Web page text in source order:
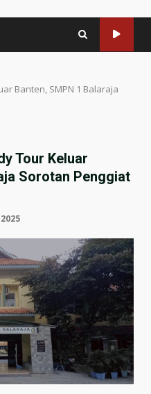
Banten, SMPN 1 Balaraja
Tour Keluar
Sorotan Penggiat